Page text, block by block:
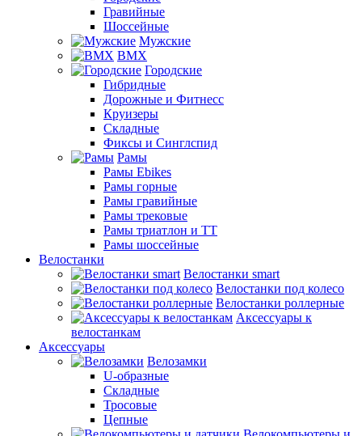
Гравийные
Шоссейные
Мужские
BMX
Городские
Гибридные
Дорожные и Фитнесс
Круизеры
Складные
Фиксы и Синглспид
Рамы
Рамы Ebikes
Рамы горные
Рамы гравийные
Рамы трековые
Рамы триатлон и ТТ
Рамы шоссейные
Велостанки
Велостанки smart
Велостанки под колесо
Велостанки роллерные
Аксессуары к
велостанкам
Аксессуары
Велозамки
U-образные
Складные
Тросовые
Цепные